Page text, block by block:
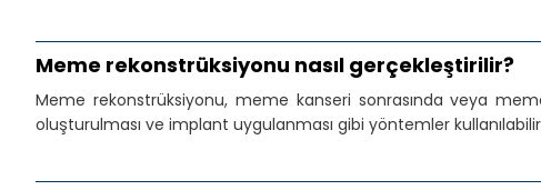
Meme rekonstrüksiyonu nasıl gerçekleştirilir?
Meme rekonstrüksiyonu, meme kanseri sonrasında veya
oluşturulması ve implant uygulanması gibi yöntemler